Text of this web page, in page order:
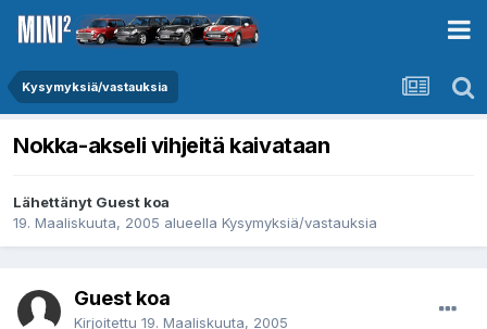
Kysymyksiä/vastauksia
Nokka-akseli vihjeitä kaivataan
Lähettänyt Guest koa
19. Maaliskuuta, 2005 alueella Kysymyksiä/vastauksia
Guest koa
Kirjoitettu 19. Maaliskuuta, 2005